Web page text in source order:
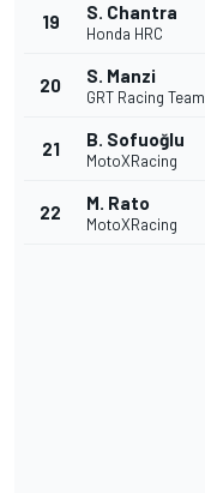
19 S. Chantra
Honda HRC
20 S. Manzi
GRT Racing Team
21 B. Sofuoğlu
MotoXRacing
22 M. Rato
MotoXRacing